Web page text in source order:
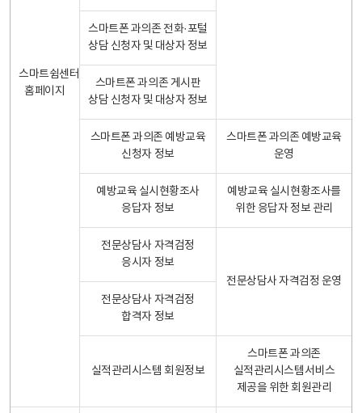
스마트쉼센터
홈페이지
스마트폰 과의존 전화·포털
상담 신청자 및 대상자 정보
스마트폰 과의존 게시판
상담 신청자 및 대상자 정보
스마트폰 과의존 예방교육
신청자 정보
스마트폰 과의존 예방교육
운영
예방교육 실시현황조사
응답자 정보
예방교육 실시현황조사를
위한 응답자 정보 관리
전문상담사 자격검정
응시자 정보
전문상담사 자격검정 운영
전문상담사 자격검정
합격자 정보
실적관리시스템 회원정보
스마트폰 과의존
실적관리시스템서비스
제공을 위한 회원관리